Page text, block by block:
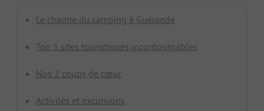
Le charme du camping à Guérande
Top 5 sites touristiques incontournables
Nos 2 coups de cœur
Activités et excursions